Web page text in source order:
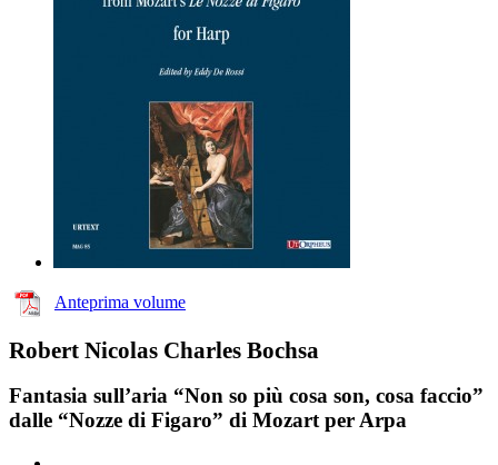
Anteprima volume
Robert Nicolas Charles Bochsa
Fantasia sull’aria “Non so più cosa son, cosa faccio”
dalle “Nozze di Figaro” di Mozart per Arpa